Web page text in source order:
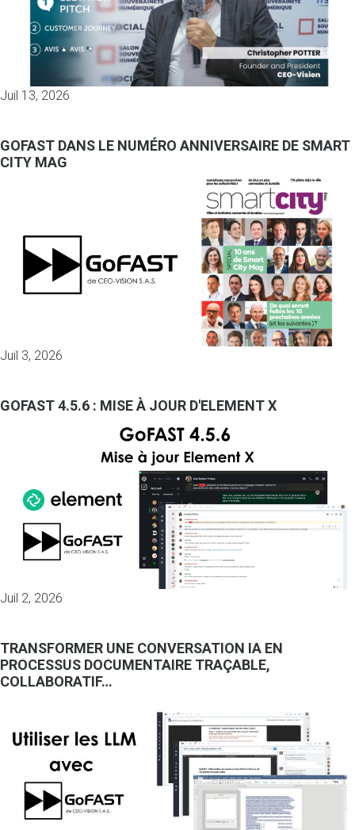
Juil 13, 2026
GOFAST DANS LE NUMÉRO ANNIVERSAIRE DE SMART
CITY MAG
Juil 3, 2026
GOFAST 4.5.6 : MISE À JOUR D'ELEMENT X
Juil 2, 2026
TRANSFORMER UNE CONVERSATION IA EN
PROCESSUS DOCUMENTAIRE TRAÇABLE,
COLLABORATIF…